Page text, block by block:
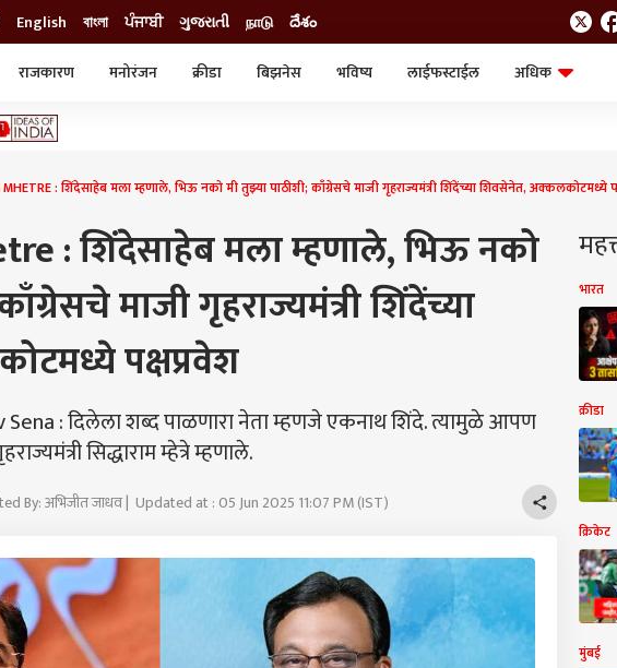
English বাংলা ਪੰਜਾਬੀ ગુજરાતી நாடு దేశం
राजकारण मनोरंजन क्रीडा बिझनेस भविष्य लाईफस्टाईल
अधिक
: शिंदेसाहेब मला म्हणाले, भिऊ नको मी तुझ्या पाठीशी; काँग्रेसचे माजी गृहराज्यमंत्री शिंदेंच्या शिवसेनेत, अक्कलकोटमध्ये
: शिंदेसाहेब मला म्हणाले, भिऊ नको
माजी गृहराज्यमंत्री शिंदेंच्या
पक्षप्रवेश
: दिलेला शब्द पाळणारा नेता म्हणजे एकनाथ शिंदे. त्यामुळे आपण
सिद्धाराम म्हेत्रे म्हणाले.
By: अभिजीत जाधव | Updated at : 05 Jun 2025 11:07 PM (IST)
भारत
क्रीडा
क्रिकेट
मुंबई